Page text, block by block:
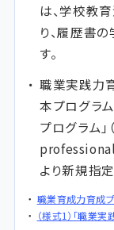
は、学校教
り、履歴書
す。
職業実践力育
本プログラ
プログラム
professional
より新規指定
職業育成力育成プ
（様式1）「職業